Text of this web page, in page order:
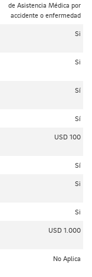
de Asistencia Médica por
accidente o enfermedad
Si
Si
Sí
Sí
USD 100
Sí
Si
Si
USD 1.000
No Aplica